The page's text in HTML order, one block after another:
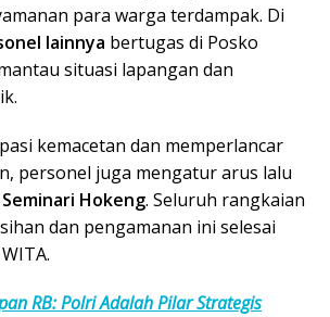
para warga terdampak. Di
lainnya bertugas di Posko
situasi lapangan dan
kemacetan dan memperlancar
personel juga mengatur arus lalu
Hokeng. Seluruh rangkaian
dan pengamanan ini selesai
RB: Polri Adalah Pilar Strategis